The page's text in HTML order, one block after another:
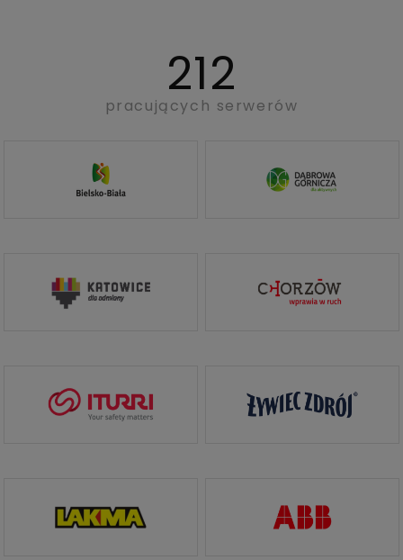
212
pracujących serwerów